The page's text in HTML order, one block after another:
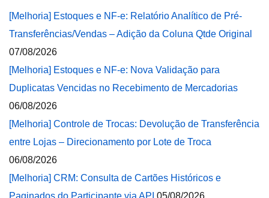
[Melhoria] Estoques e NF-e: Relatório Analítico de Pré-
Transferências/Vendas – Adição da Coluna Qtde Original
07/08/2026
[Melhoria] Estoques e NF-e: Nova Validação para
Duplicatas Vencidas no Recebimento de Mercadorias
06/08/2026
[Melhoria] Controle de Trocas: Devolução de Transferência
entre Lojas – Direcionamento por Lote de Troca
06/08/2026
[Melhoria] CRM: Consulta de Cartões Históricos e
Paginados do Participante via API 05/08/2026